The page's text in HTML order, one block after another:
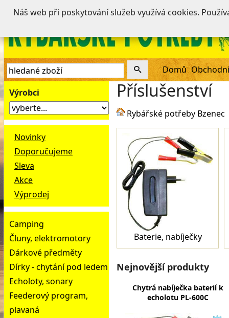
Domů
Výrobci
Novinky
Doporučujeme
Sleva
Akce
Výprodej
Camping
Čluny, elektromotory
Dárkové předměty
Dírky - chytání pod ledem
Echoloty, sonary
Feederový program,
plavaná
Příslušenství
Rybářské potřeby Bzenec
Baterie, nabíječky
Nejnovější produkty
Chytrá nabíječka baterií k
echolotu PL-600C
Náš web při poskytování služeb využívá cookies.